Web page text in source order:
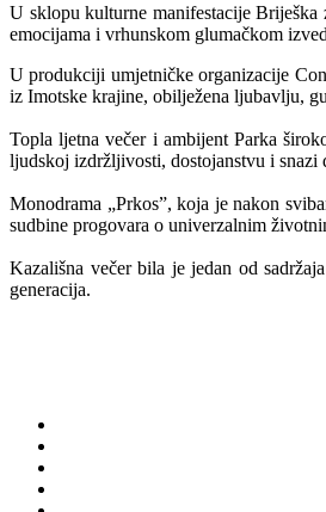
U sklopu kulturne manifestacije Briješka
emocijama i vrhunskom glumačkom
U produkciji umjetničke organizacije
iz Imotske krajine, obilježena ljubavlju,
Topla ljetna večer i ambijent Parka
ljudskoj izdržljivosti, dostojanstvu i snazi
Monodrama „Prkos”, koja je nakon
sudbine progovara o univerzalnim
Kazališna večer bila je jedan od
generacija.